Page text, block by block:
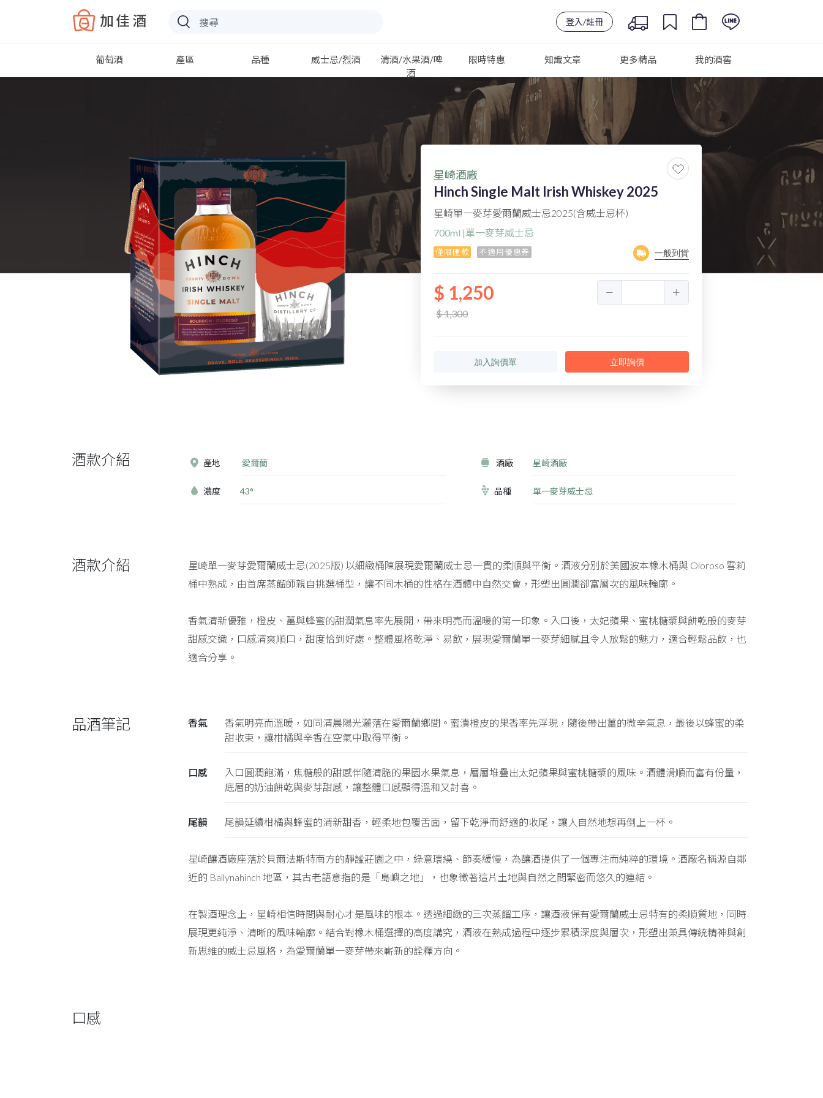
Baccus
登入/註冊
葡萄酒 產區 品種 威士忌/烈酒
清酒/水果酒/啤
酒
限時特惠 知識文章 更多精品 我的酒窖
星崎酒廠
Hinch Single Malt Irish Whiskey 2025
星崎單一麥芽愛爾蘭威士忌2025(含威士忌杯)
700ml |單一麥芽威士忌
僅限匯款 不適用優惠券 一般到貨
$ 1,250
$ 1,300
加入詢價單 立即詢價
酒款介紹 產地 愛爾蘭 酒廠 星崎酒廠
濃度 43° 品種 單一麥芽威士忌
酒款介紹
星崎單一麥芽愛爾蘭威士忌(2025版) 以細緻桶陳展現愛爾蘭威士忌一貫的柔順與平衡。酒液分別於美國波本橡木桶與 Oloroso 雪莉
桶中熟成，由首席蒸餾師親自挑選桶型，讓不同木桶的性格在酒體中自然交會，形塑出圓潤卻富層次的風味輪廓。
香氣清新優雅，橙皮、薑與蜂蜜的甜潤氣息率先展開，帶來明亮而溫暖的第一印象。入口後，太妃蘋果、蜜桃糖漿與餅乾般的麥芽
甜感交織，口感清爽順口，甜度恰到好處。整體風格乾淨、易飲，展現愛爾蘭單一麥芽細膩且令人放鬆的魅力，適合輕鬆品飲，也
適合分享。
品酒筆記 香氣
香氣明亮而溫暖，如同清晨陽光灑落在愛爾蘭鄉間。蜜漬橙皮的果香率先浮現，隨後帶出薑的微辛氣息，最後以蜂蜜的柔
甜收束，讓柑橘與辛香在空氣中取得平衡。
口感
入口圓潤飽滿，焦糖般的甜感伴隨清脆的果園水果氣息，層層堆疊出太妃蘋果與蜜桃糖漿的風味。酒體滑順而富有份量，
底層的奶油餅乾與麥芽甜感，讓整體口感顯得溫和又討喜。
尾韻 尾韻延續柑橘與蜂蜜的清新甜香，輕柔地包覆舌面，留下乾淨而舒適的收尾，讓人自然地想再倒上一杯。
星崎釀酒廠座落於貝爾法斯特南方的靜謐莊園之中，綠意環繞、節奏緩慢，為釀酒提供了一個專注而純粹的環境。酒廠名稱源自鄰
近的 Ballynahinch 地區，其古老語意指的是「島嶼之地」，也象徵著這片土地與自然之間緊密而悠久的連結。
在製酒理念上，星崎相信時間與耐心才是風味的根本。透過細緻的三次蒸餾工序，讓酒液保有愛爾蘭威士忌特有的柔順質地，同時
展現更純淨、清晰的風味輪廓。結合對橡木桶選擇的高度講究，酒液在熟成過程中逐步累積深度與層次，形塑出兼具傳統精神與創
新思維的威士忌風格，為愛爾蘭單一麥芽帶來嶄新的詮釋方向。
口感